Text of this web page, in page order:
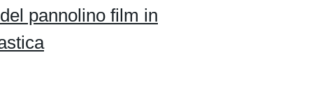
pannolino film in